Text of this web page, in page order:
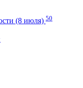
(8 июля) 50